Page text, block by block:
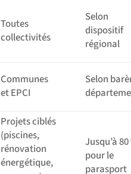
Toutes
collectivités
Selon
dispositif
régional
Communes
et EPCI
Selon
Projets ciblés
(piscines,
rénovation
énergétique,
Jusqu’à
pour le
parasport